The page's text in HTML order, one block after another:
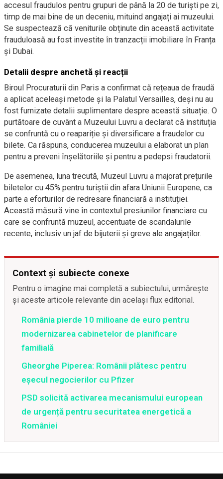
accesul fraudulos pentru grupuri de până la 20 de turiști pe zi,
timp de mai bine de un deceniu, mituind angajați ai muzeului.
Se suspectează că veniturile obținute din această activitate
frauduloasă au fost investite în tranzacții imobiliare în Franța
și Dubai.
Detalii despre anchetă și reacții
Biroul Procuraturii din Paris a confirmat că rețeaua de fraudă
a aplicat aceleași metode și la Palatul Versailles, deși nu au
fost furnizate detalii suplimentare despre această situație. O
purtătoare de cuvânt a Muzeului Luvru a declarat că instituția
se confruntă cu o reapariție și diversificare a fraudelor cu
bilete. Ca răspuns, conducerea muzeului a elaborat un plan
pentru a preveni înșelătoriile și pentru a pedepsi fraudatorii.
De asemenea, luna trecută, Muzeul Luvru a majorat prețurile
biletelor cu 45% pentru turiștii din afara Uniunii Europene, ca
parte a eforturilor de redresare financiară a instituției.
Această măsură vine în contextul presiunilor financiare cu
care se confruntă muzeul, accentuate de scandalurile
recente, inclusiv un jaf de bijuterii și greve ale angajaților.
Context și subiecte conexe
Pentru o imagine mai completă a subiectului, urmărește
și aceste articole relevante din același flux editorial.
România pierde 10 milioane de euro pentru
modernizarea cabinetelor de planificare
familială
Gheorghe Piperea: Românii plătesc pentru
eșecul negocierilor cu Pfizer
PSD solicită activarea mecanismului european
de urgență pentru securitatea energetică a
României